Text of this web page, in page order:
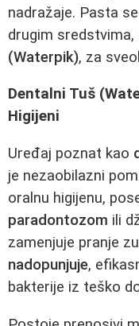
nadražaje. Pasta
drugim
(Waterpik), za
Dentalni Tuš
Higijeni
Uređaj poznat kao
je nezaobilazni
oralnu higijenu,
paradontozom ili
zamenjuje pranje
nadopunjuje,
bakterije iz teško